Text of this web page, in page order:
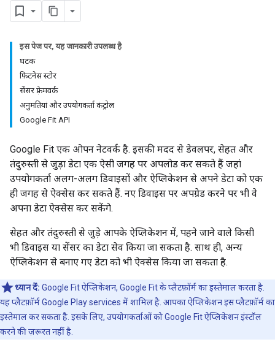
इस पेज पर, यह जानकारी उपलब्ध है
घटक
फ़िटनेस स्टोर
सेंसर फ़्रेमवर्क
अनुमतियां और उपयोगकर्ता कंट्रोल
Google Fit API
Google Fit एक ओपन नेटवर्क है. इसकी मदद से डेवलपर, सेहत और
तंदुरुस्ती से जुड़ा डेटा एक ऐसी जगह पर अपलोड कर सकते हैं जहां
उपयोगकर्ता अलग-अलग डिवाइसों और ऐप्लिकेशन से अपने डेटा को एक
ही जगह से ऐक्सेस कर सकते हैं. नए डिवाइस पर अपग्रेड करने पर भी वे
अपना डेटा ऐक्सेस कर सकेंगे.
सेहत और तंदुरुस्ती से जुड़े आपके ऐप्लिकेशन में, पहने जाने वाले किसी
भी डिवाइस या सेंसर का डेटा सेव किया जा सकता है. साथ ही, अन्य
ऐप्लिकेशन से बनाए गए डेटा को भी ऐक्सेस किया जा सकता है.
ध्यान दें: Google Fit ऐप्लिकेशन, Google Fit के प्लैटफ़ॉर्म का इस्तेमाल करता है.
यह प्लैटफ़ॉर्म Google Play services में शामिल है. आपका ऐप्लिकेशन इस प्लैटफ़ॉर्म का
इस्तेमाल कर सकता है. इसके लिए, उपयोगकर्ताओं को Google Fit ऐप्लिकेशन इंस्टॉल
करने की ज़रूरत नहीं है.